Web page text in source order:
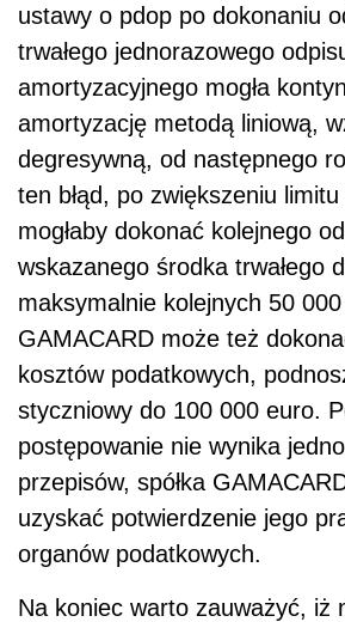
ustawy o pdop po dokonaniu
trwałego jednorazowego
amortyzacyjnego mogła
amortyzację metodą liniową,
degresywną, od następnego
ten błąd, po zwiększeniu
mogłaby dokonać kolejnego
wskazanego środka trwałego
maksymalnie kolejnych 50
GAMACARD może też
kosztów podatkowych,
styczniowy do 100 000 euro.
postępowanie nie wynika
przepisów, spółka
uzyskać potwierdzenie jego
organów podatkowych.
Na koniec warto zauważyć, iż